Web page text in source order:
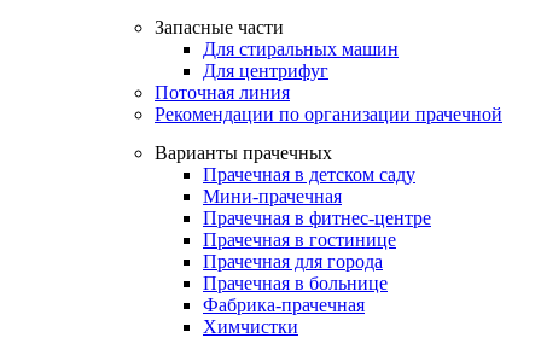
Запасные части
Для стиральных машин
Для центрифуг
Поточная линия
Рекомендации по организации прачечной
Варианты прачечных
Прачечная в детском саду
Мини-прачечная
Прачечная в фитнес-центре
Прачечная в гостинице
Прачечная для города
Прачечная в больнице
Фабрика-прачечная
Химчистки